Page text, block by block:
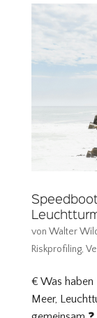
von Walter
Riskprofiling,
€ Was haben
Meer,